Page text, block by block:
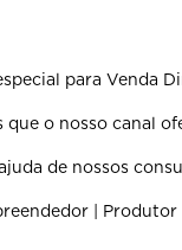
para Venda
o nosso canal
de nossos
|